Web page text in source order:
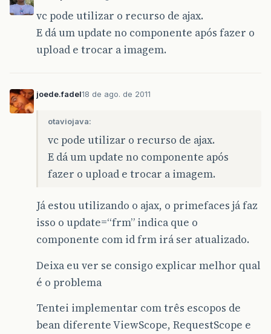
vc pode utilizar o recurso de ajax.
E dá um update no componente após fazer o
upload e trocar a imagem.
joede.fadel18 de ago. de 2011
otaviojava:
vc pode utilizar o recurso de ajax.
E dá um update no componente após
fazer o upload e trocar a imagem.
Já estou utilizando o ajax, o primefaces já faz
isso o update=“frm” indica que o
componente com id frm irá ser atualizado.
Deixa eu ver se consigo explicar melhor qual
é o problema
Tentei implementar com três escopos de
bean diferente ViewScope, RequestScope e